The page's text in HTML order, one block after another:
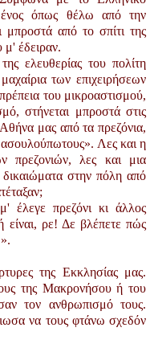
όπως θέλω από την
από το σπίτι της
μ' έδειραν.
ελευθερίας του πολίτη
των επιχειρήσεων
του μικροαστισμού,
στήνεται μπροστά στις
μας από τα πρεζόνια,
ασουλούπωτους». Λες και η
πρεζονιών, λες και μια
δικαιώματα στην πόλη από
έλεγε πρεζόνι κι άλλος
ρε! Δε βλέπετε πώς
της Εκκλησίας μας.
της Μακρονήσου ή του
τον ανθρωπισμό τους.
να τους φτάνω σχεδόν